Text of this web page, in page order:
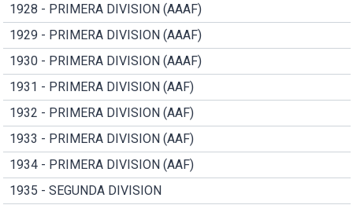
1928 - PRIMERA DIVISION (AAAF)
1929 - PRIMERA DIVISION (AAAF)
1930 - PRIMERA DIVISION (AAAF)
1931 - PRIMERA DIVISION (AAF)
1932 - PRIMERA DIVISION (AAF)
1933 - PRIMERA DIVISION (AAF)
1934 - PRIMERA DIVISION (AAF)
1935 - SEGUNDA DIVISION